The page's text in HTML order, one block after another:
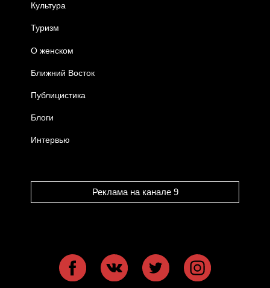
Культура
Туризм
О женском
Ближний Восток
Публицистика
Блоги
Интервью
Реклама на канале 9